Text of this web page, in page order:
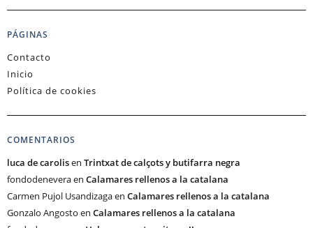
PÁGINAS
Contacto
Inicio
Política de cookies
COMENTARIOS
luca de carolisen Trintxat de calçots y butifarra negra
fondodeneveraen Calamares rellenos a la catalana
Carmen Pujol Usandizagaen Calamares rellenos a la catalana
Gonzalo Angosto en Calamares rellenos a la catalana